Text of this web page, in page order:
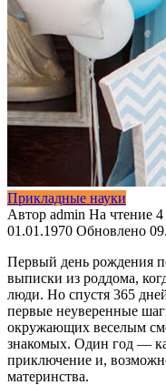
Прикладные науки
Автор admin На чтение
01.01.1970 Обновлено
Первый день рождения
выписки из роддома,
люди. Но спустя 365
первые неуверенные
окружающих веселым
знакомых. Один год —
приключение и,
материнства.